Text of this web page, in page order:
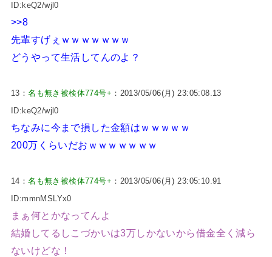
ID:keQ2/wjl0
>>8
先輩すげぇｗｗｗｗｗｗｗ
どうやって生活してんのよ？
13：名も無き被検体774号+ ：2013/05/06(月) 23:05:08.13
ID:keQ2/wjl0
ちなみに今まで損した金額はｗｗｗｗｗ
200万くらいだおｗｗｗｗｗｗｗ
14：名も無き被検体774号+ ：2013/05/06(月) 23:05:10.91
ID:mmnMSLYx0
まぁ何とかなってんよ
結婚してるしこづかいは3万しかないから借金全く減ら
ないけどな！